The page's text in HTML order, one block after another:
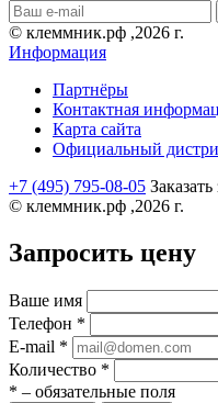
© клеммник.рф ,2026 г.
Информация
Партнёры
Контактная
Карта сайта
Официальный
+7 (495) 795-08-05
© клеммник.рф ,2026 г.
Запросить цену
Ваше имя
Телефон *
E-mail *
Количество *
* – обязательные поля